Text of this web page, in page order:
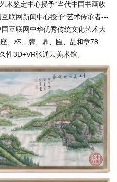
术鉴定中心授予“当代中国书画收
联网新闻中心授予“艺术传承者---
互联网中华优秀传统文化艺术大
、杯、牌、鼎、匾、品和章78
性3D+VR张通云美术馆。